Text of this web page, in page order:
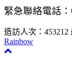
緊急聯絡電話
造訪人次：453212
Rainbow